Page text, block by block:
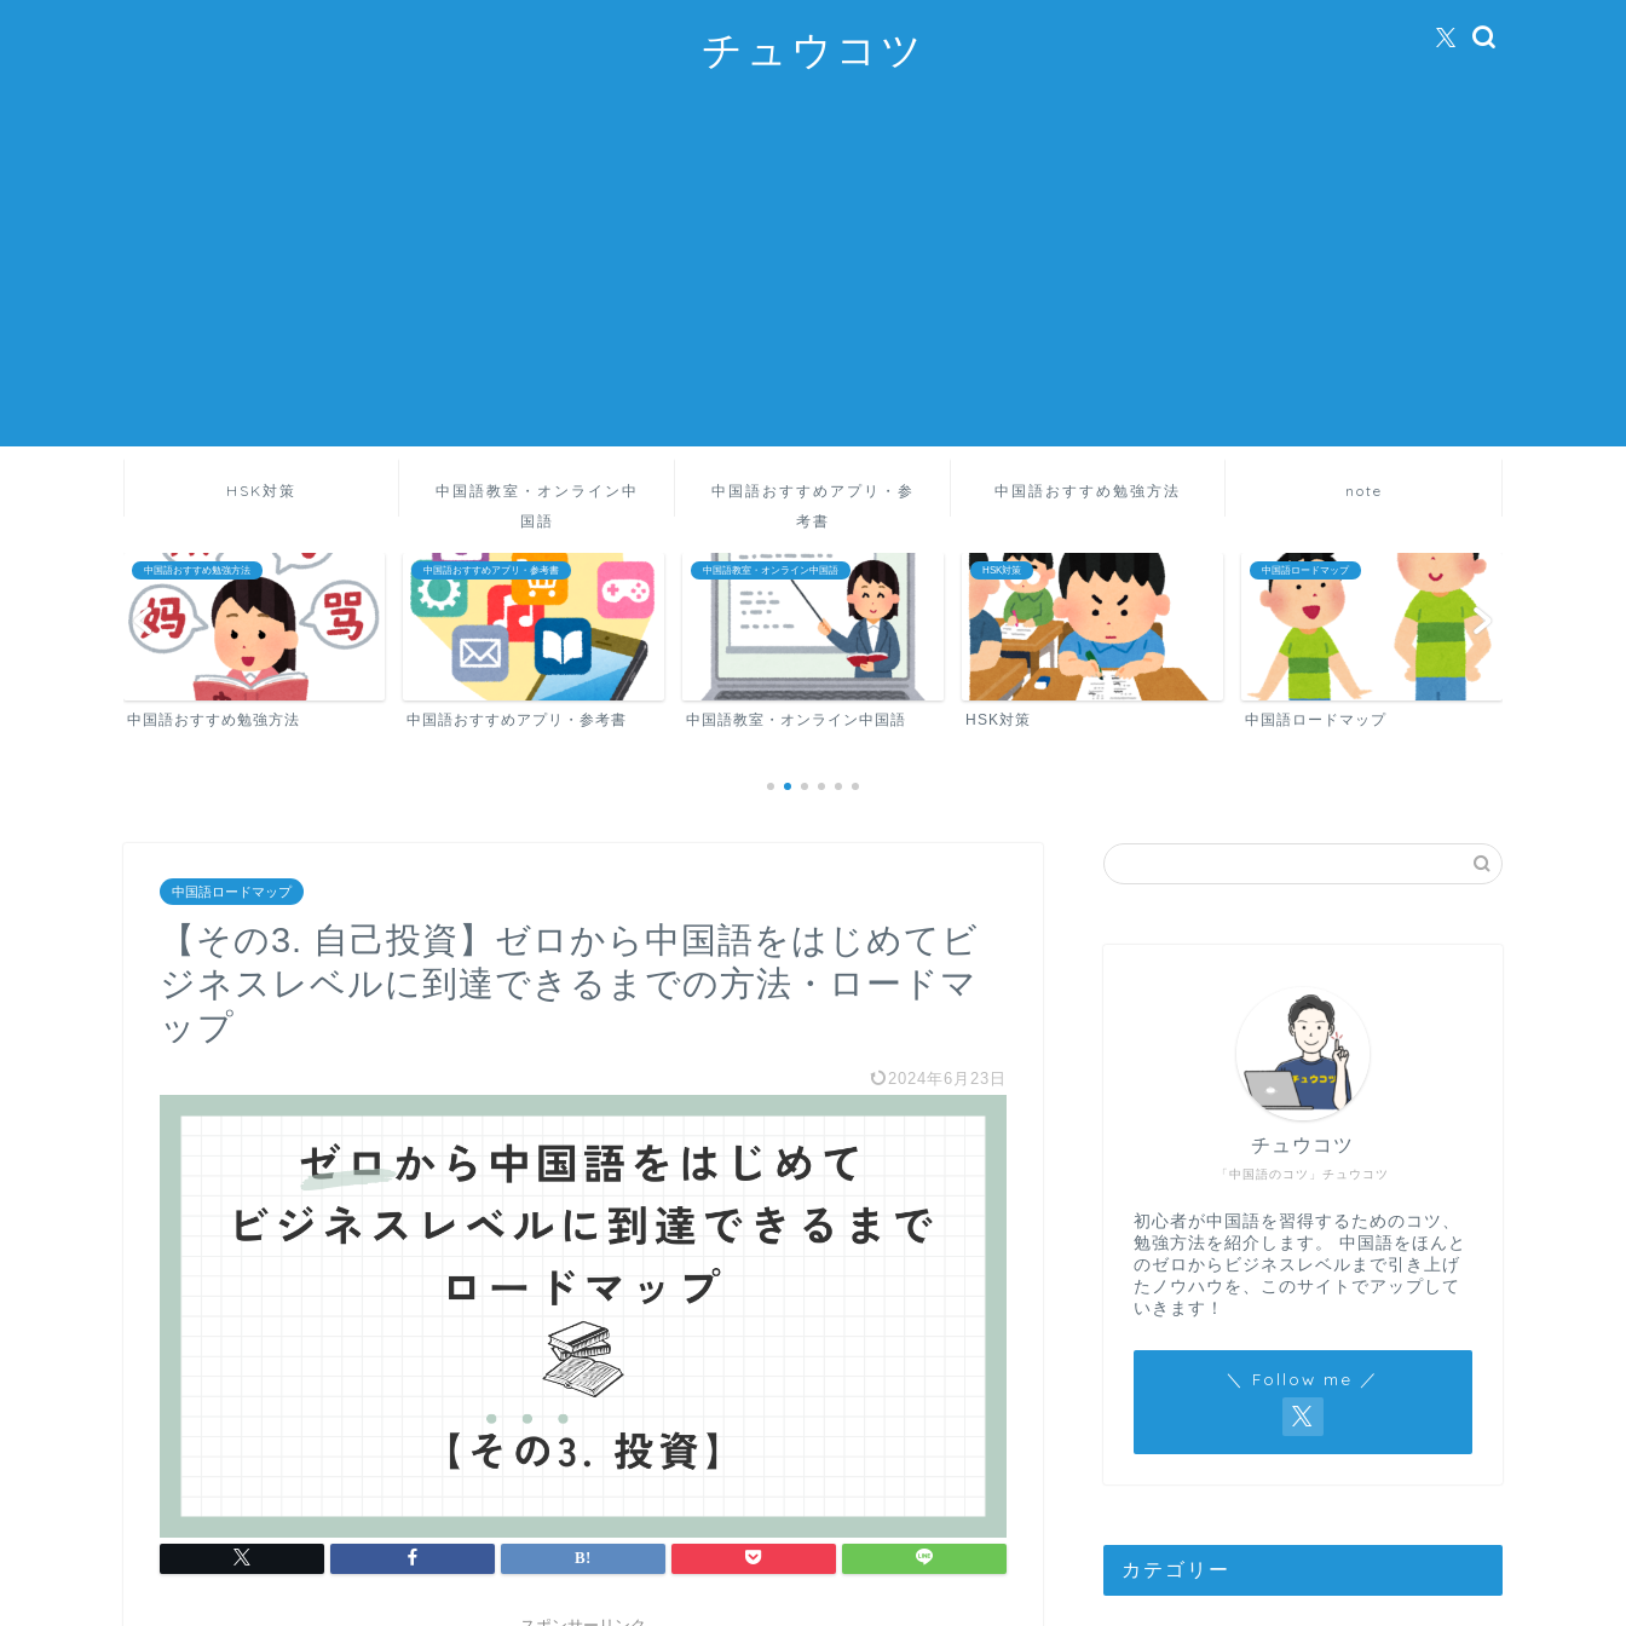
チュウコツ
HSK対策
中国語教室・オンライン中
国語
中国語おすすめアプリ・参
考書
中国語おすすめ勉強方法 note
中国語おすすめアプリ・参考書
中国語おすすめアプリ・参考書
中国語教室・オンライン中国語
中国語教室・オンライン中国語
HSK対策
HSK対策
中国語ロードマップ
中国語ロードマップ
プロフィール
プロフィール
中国語ロードマップ
【その3. 自己投資】ゼロから中国語をはじめてビ
ジネスレベルに到達できるまでの方法・ロードマ
ップ
2024年6月23日
「中国語のコツ」チュウコツ
チュウコツ
初心者が中国語を習得するためのコツ、
勉強方法を紹介します。 中国語をほんと
のゼロからビジネスレベルまで引き上げ
たノウハウを、このサイトでアップして
いきます！
＼ Follow me ／
カテゴリー